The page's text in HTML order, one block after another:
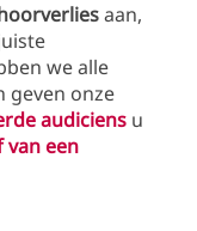
aan,
we alle
geven onze
audiciens u
van een